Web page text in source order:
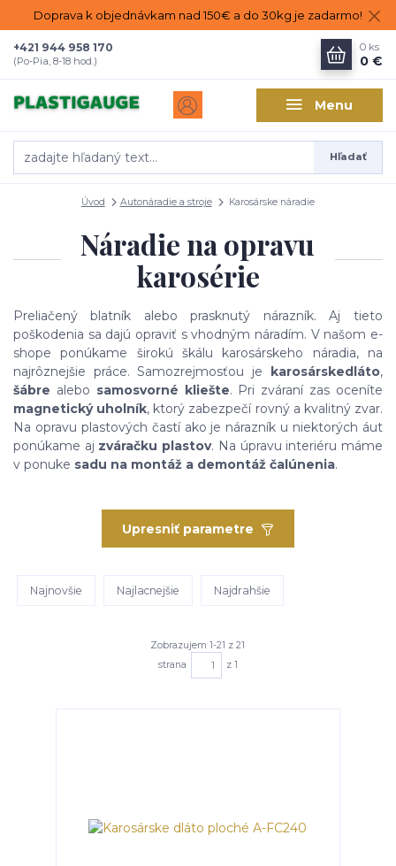
Doprava k objednávkam nad 150€ a do 30kg je zadarmo!
Menu
Hľadať
+421 944 958 170
(Po-Pia, 8-18 hod.)
0 ks
0 €
Úvod Autonáradie a stroje Karosárske náradie
Náradie na opravu
karosérie
Preliačený blatník alebo prasknutý nárazník. Aj tieto
poškodenia sa dajú opraviť s vhodným náradím. V našom e-
shope ponúkame širokú škálu karosárskeho náradia, na
najrôznejšie práce. Samozrejmosťou je karosárskedláto,
šábre alebo samosvorné kliešte. Pri zváraní zas oceníte
magnetický uholník, ktorý zabezpečí rovný a kvalitný zvar.
Na opravu plastových častí ako je nárazník u niektorých áut
ponúkame aj zváračku plastov. Na úpravu interiéru máme
v ponuke sadu na montáž a demontáž čalúnenia.
Upresniť parametre
Najnovšie Najlacnejšie Najdrahšie
Zobrazujem 1-21 z 21
strana
z 1